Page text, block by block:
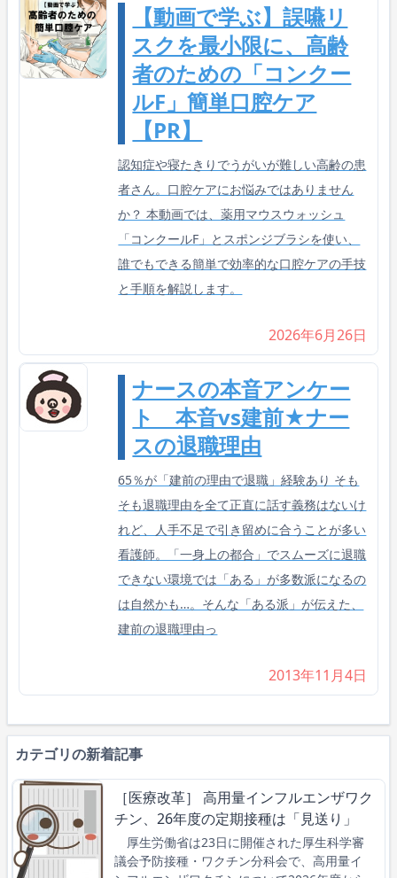
【動画で学ぶ】誤嚥リ
スクを最小限に、高齢
者のための「コンクー
ルF」簡単口腔ケア
【PR】
認知症や寝たきりでうがいが難しい高齢の患
者さん。口腔ケアにお悩みではありません
か？ 本動画では、薬用マウスウォッシュ
「コンクールF」とスポンジブラシを使い、
誰でもできる簡単で効率的な口腔ケアの手技
と手順を解説します。
2026年6月26日
ナースの本音アンケー
ト 本音vs建前★ナー
スの退職理由
65％が「建前の理由で退職」経験あり そも
そも退職理由を全て正直に話す義務はないけ
れど、人手不足で引き留めに合うことが多い
看護師。「一身上の都合」でスムーズに退職
できない環境では「ある」が多数派になるの
は自然かも…。そんな「ある派」が伝えた、
建前の退職理由っ
2013年11月4日
カテゴリの新着記事
［医療改革］ 高用量インフルエンザワク
チン、26年度の定期接種は「見送り」
厚生労働省は23日に開催された厚生科学審
議会予防接種・ワクチン分科会で、高用量イ